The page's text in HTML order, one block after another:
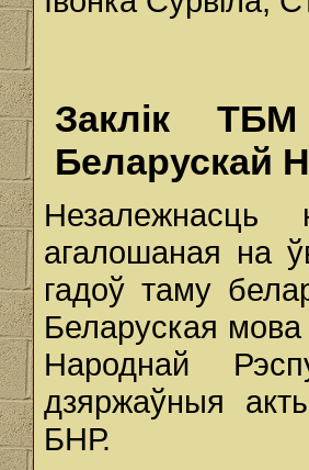
Заклік
Беларускай
агалошаная на
гадоў таму
Беларуская
Народнай
дзяржаўныя
БНР.